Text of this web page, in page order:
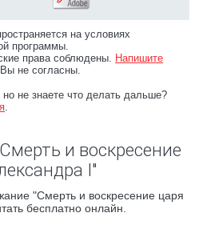
на условиях
программы.
права соблюдены. Напишите
не согласны.
не знаете что делать дальше?
.
и воскресение
I"
"Смерть и воскресение царя
бесплатно онлайн.